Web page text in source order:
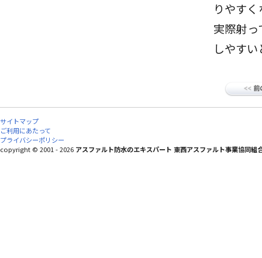
りやす
実際射
しやす
サイトマップ
ご利用にあたって
プライバシーポリシー
copyright © 2001 - 2026 アスファルト防水のエキスパート 東西アスファルト事業協同組